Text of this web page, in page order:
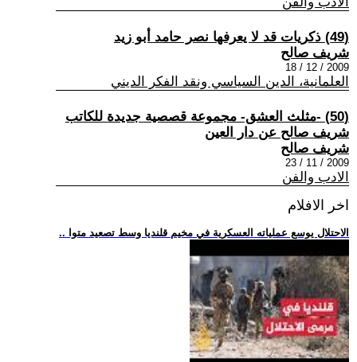
(49) ذكريات قد لا يعرفها نصر حامد أبو زيد
شريف صالح
2009 / 12 / 18
العلمانية، الدين السياسي ونقد الفكر الديني
(50) -مثلث العشق- مجموعة قصصية جديدة للكاتب
شريف صالح عن دار العين
شريف صالح
2009 / 11 / 23
الادب والفن
اخر الافلام
.. الاحتلال يوسع عملياته العسكرية في مخيم قلنديا وسط تصعيد متوا